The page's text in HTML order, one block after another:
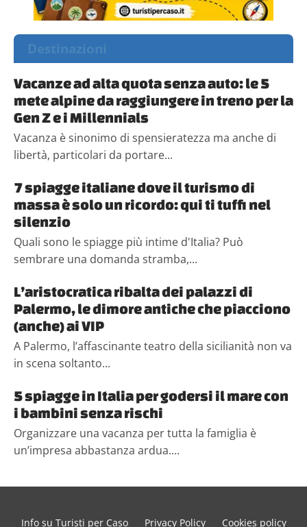
Destinazioni
Vacanze ad alta quota senza auto: le 5
mete alpine da raggiungere in treno per la
Gen Z e i Millennials
Vacanza è sinonimo di spensieratezza ma anche di
libertà, particolari da portare...
7 spiagge italiane dove il turismo di
massa è solo un ricordo: qui ti tuffi nel
silenzio
Quali sono le spiagge più intime d'Italia? Può
sembrare una domanda stramba,...
L’aristocratica ribalta dei palazzi di
Palermo, le dimore antiche che piacciono
(anche) ai VIP
A Palermo, l’affascinante teatro della sicilianità non va
in scena soltanto...
5 spiagge in Italia per godersi il mare con
i bambini senza rischi
Organizzare una vacanza per tutta la famiglia è
un’impresa abbastanza ardua....
Info su Turisti per Caso Privacy Policy Cookies policy